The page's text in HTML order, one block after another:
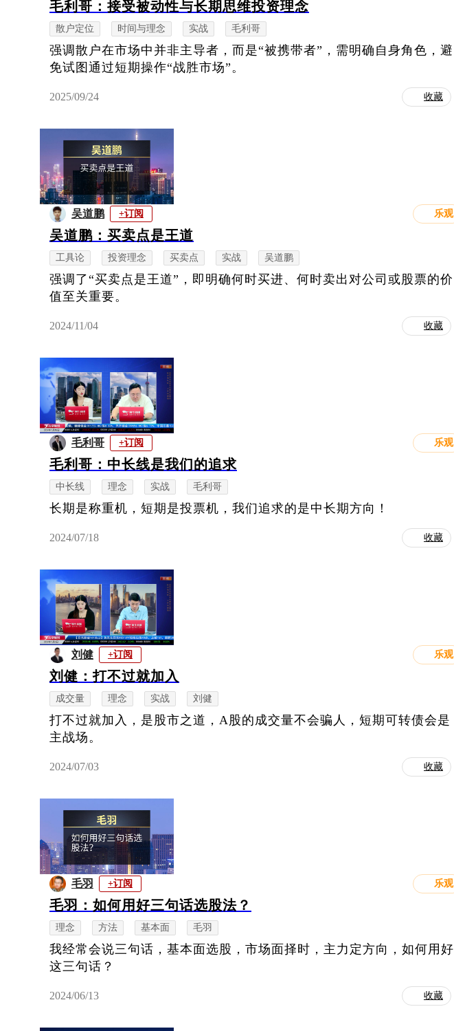
毛利哥：接受被动性与长期思维投资理念
散户定位 时间与理念 实战 毛利哥
强调散户在市场中并非主导者，而是“被携带者”，需明确自身角色，避
免试图通过短期操作“战胜市场”。
2025/09/24 收藏
吴道鹏 +订阅 乐观
吴道鹏：买卖点是王道
工具论 投资理念 买卖点 实战 吴道鹏
强调了“买卖点是王道”，即明确何时买进、何时卖出对公司或股票的价
值至关重要。
2024/11/04 收藏
毛利哥 +订阅 乐观
毛利哥：中长线是我们的追求
中长线 理念 实战 毛利哥
长期是称重机，短期是投票机，我们追求的是中长期方向！
2024/07/18 收藏
刘健 +订阅 乐观
刘健：打不过就加入
成交量 理念 实战 刘健
打不过就加入，是股市之道，A股的成交量不会骗人，短期可转债会是
主战场。
2024/07/03 收藏
毛羽 +订阅 乐观
毛羽：如何用好三句话选股法？
理念 方法 基本面 毛羽
我经常会说三句话，基本面选股，市场面择时，主力定方向，如何用好
这三句话？
2024/06/13 收藏